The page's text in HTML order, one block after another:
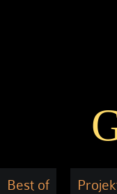
Best of